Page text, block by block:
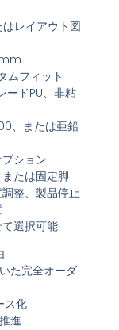
レイアウト図
ムフィット
ードPU、非粘
、または亜鉛
ション
たは固定脚
整、製品停止
選択可能
た完全オーダ
ス化
進